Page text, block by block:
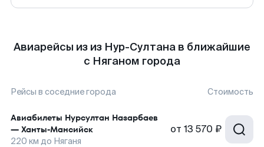
Авиарейсы из из Нур-Султана в ближайшие
с Няганом города
Рейсы в соседние города Стоимость
Авиабилеты Нурсултан Назарбаев
— Ханты-Мансийск
220 км до Няганя
от 13 570 ₽